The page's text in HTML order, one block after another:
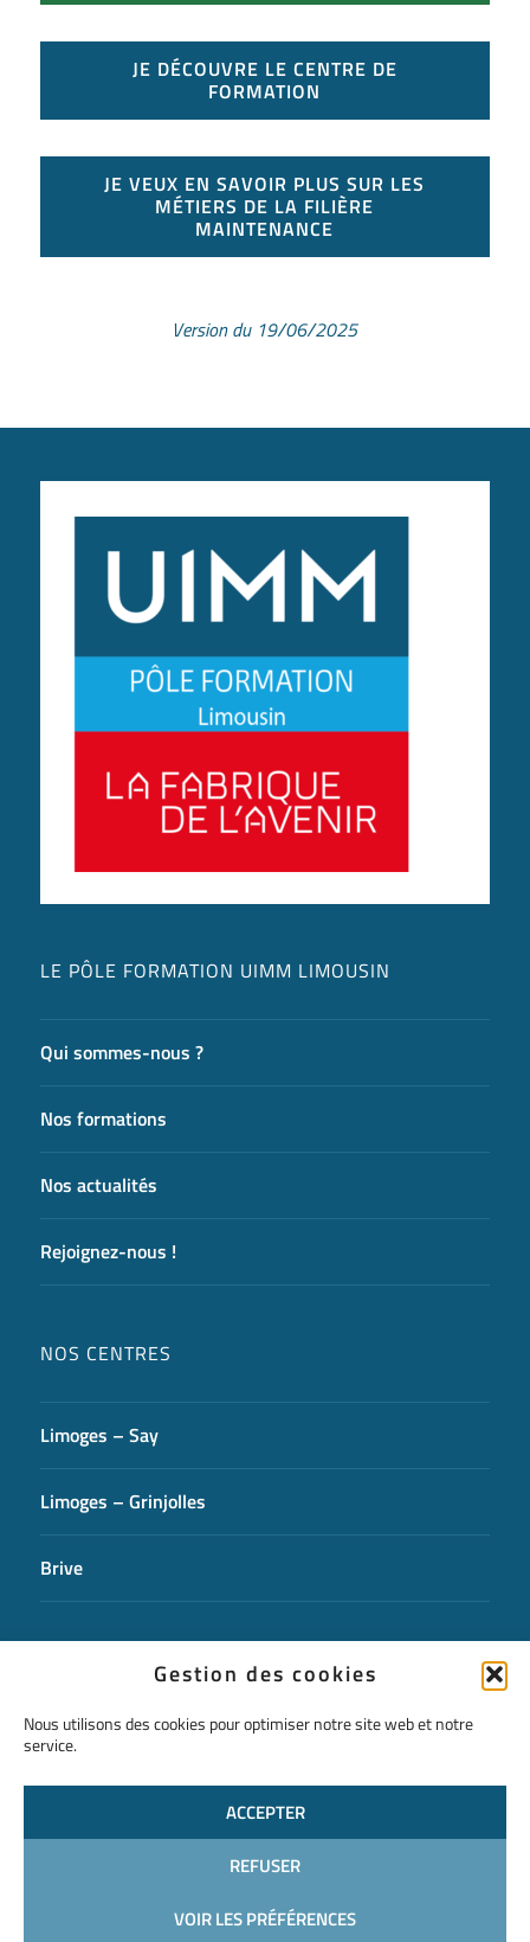
Gestion des cookies
Nous utilisons des cookies pour optimiser notre site web et notre
service.
ACCEPTER
REFUSER
VOIR LES PRÉFÉRENCES
JE DÉCOUVRE LE CENTRE DE
FORMATION
JE VEUX EN SAVOIR PLUS SUR LES
MÉTIERS DE LA FILIÈRE
MAINTENANCE
Version du 19/06/2025
LE PÔLE FORMATION UIMM LIMOUSIN
Qui sommes-nous ?
Nos formations
Nos actualités
Rejoignez-nous !
NOS CENTRES
Limoges – Say
Limoges – Grinjolles
Brive
CONTACTEZ-NOUS
Politique de confidentialité